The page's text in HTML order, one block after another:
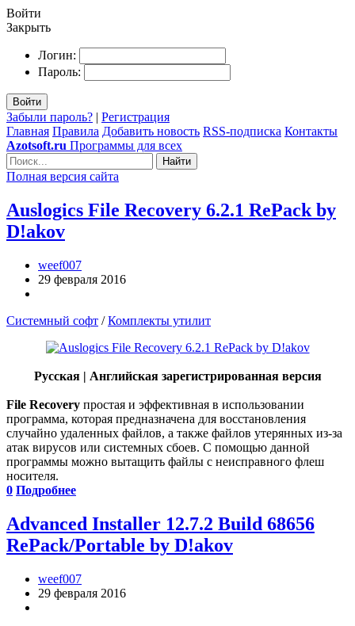
Войти
Закрыть
Логин:
Пароль:
Войти
Забыли пароль? | Регистрация
Главная Правила Добавить новость RSS-подписка Контакты
Azotsoft.ru Программы для всех
Найти
Полная версия сайта
Auslogics File Recovery 6.2.1 RePack by
D!akov
weef007
29 февраля 2016
Системный софт /Комплекты утилит
Русская | Английская зарегистрированная версия
File Recovery простая и эффективная в использовании
программа, которая предназначена для восстановления
случайно удаленных файлов, а также файлов утерянных из-за
атак вирусов или системных сбоев. С помощью данной
программы можно вытащить файлы с неисправного флеш
носителя.
0 Подробнее
Advanced Installer 12.7.2 Build 68656
RePack/Portable by D!akov
weef007
29 февраля 2016